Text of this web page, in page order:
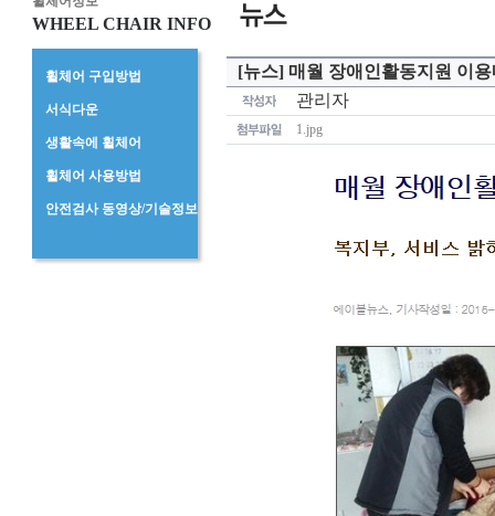
WHEEL CHAIR INFO
휠체어 구입방법
서식다운
생활속에 휠체어
휠체어 사용방법
안전검사 동영상/기술정보
[뉴스] 매월 장애인활동지원 이
관리자
1.jpg